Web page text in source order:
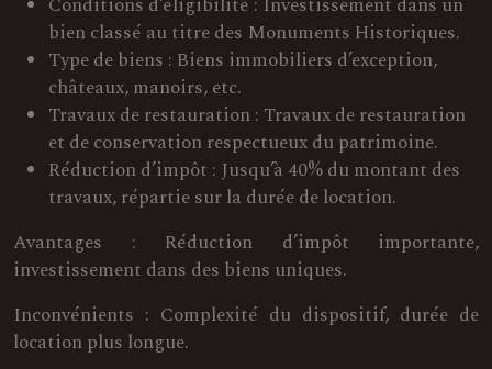
Conditions d’éligibilité : Investissement dans un
bien classé au titre des Monuments Historiques.
Type de biens : Biens immobiliers d’exception,
châteaux, manoirs, etc.
Travaux de restauration : Travaux de restauration
et de conservation respectueux du patrimoine.
Réduction d’impôt : Jusqu’à 40% du montant des
travaux, répartie sur la durée de location.
Avantages : Réduction d’impôt importante,
investissement dans des biens uniques.
Inconvénients : Complexité du dispositif, durée de
location plus longue.